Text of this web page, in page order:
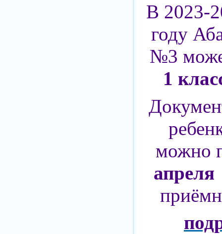
В 2023-
году
№3
1
можно